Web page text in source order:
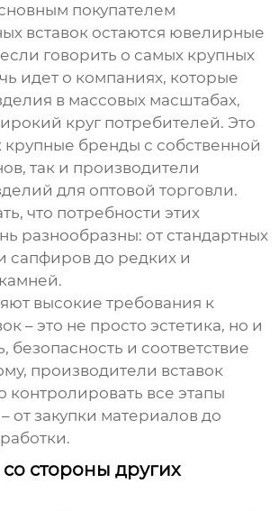
покупателем
вставок остаются ювелирные
говорить о самых крупных
идет о компаниях, которые
в массовых масштабах,
круг потребителей. Это
крупные бренды с собственной
так и производители
для оптовой торговли.
что потребности этих
разнообразны: от стандартных
сапфиров до редких и
высокие требования к
– это не просто эстетика, но и
безопасность и соответствие
производители вставок
контролировать все этапы
от закупки материалов до
со стороны других